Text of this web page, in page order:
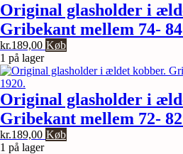
Original glasholder i
Gribekant mellem 74-
kr.189,00 Køb
1 på lager
Original glasholder i
Gribekant mellem 72-
kr.189,00 Køb
1 på lager